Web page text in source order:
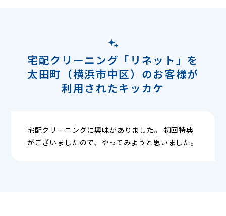
宅配クリーニング「リネット」を
太田町（横浜市中区）のお客様が
利用されたキッカケ
宅配クリーニングに興味がありました。 初回特典
がございましたので、やってみようと思いました。